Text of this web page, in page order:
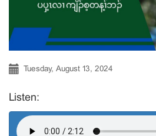
Tuesday, August 13, 2024
Listen: